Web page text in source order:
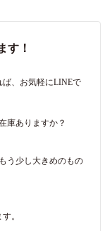
す！
ば、お気軽にLINEで
庫ありますか？
う少し大きめのもの
。